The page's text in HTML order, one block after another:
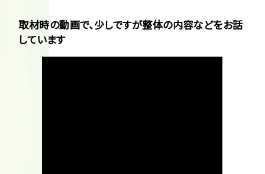
取材時の動画で、少しですが整体の内容などをお話
しています